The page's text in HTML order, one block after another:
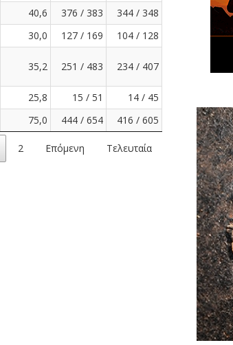
40,6 376 / 383
344 / 348
30,0 127 / 169
104 / 128
35,2 251 / 483 234 / 407
25,8 15 / 51
14 / 45
75,0 444 / 654 416 / 605
2 Επόμενη Τελευταία